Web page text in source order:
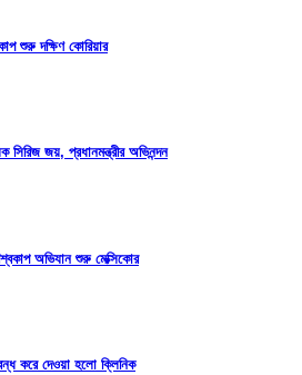
শুরু দক্ষিণ কোরিয়ার
সিরিজ জয়, প্রধানমন্ত্রীর অভিনন্দন
অভিযান শুরু মেক্সিকোর
করে দেওয়া হলো ক্লিনিক